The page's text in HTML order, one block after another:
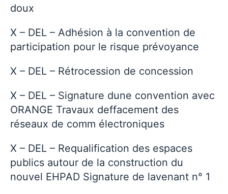
doux
X – DEL – Adhésion à la convention de
participation pour le risque prévoyance
X – DEL – Rétrocession de concession
X – DEL – Signature dune convention avec
ORANGE Travaux deffacement des
réseaux de comm électroniques
X – DEL – Requalification des espaces
publics autour de la construction du
nouvel EHPAD Signature de lavenant n° 1